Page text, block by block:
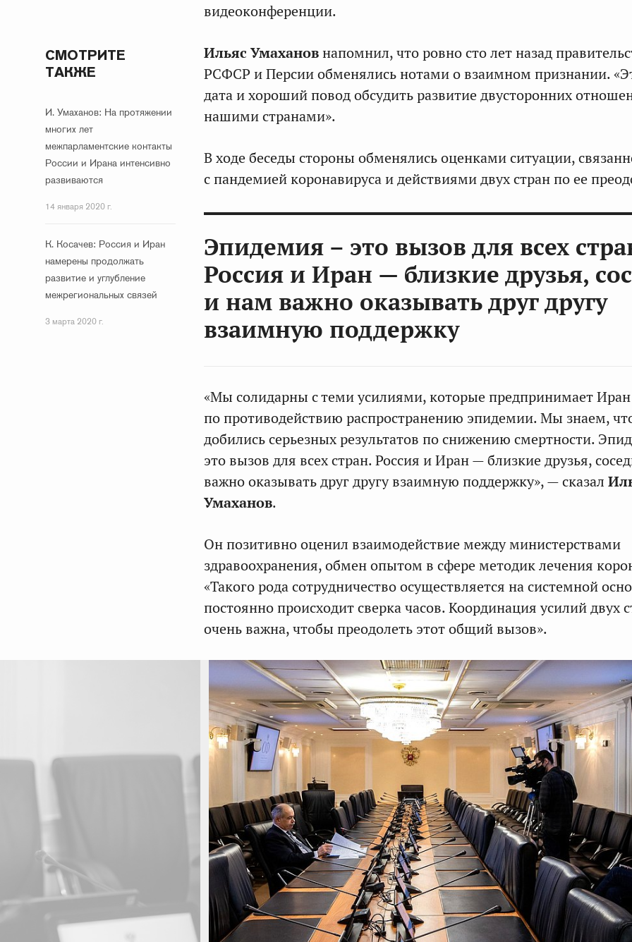
видеоконференции.
СМОТРИТЕ
ТАКЖЕ
И. Умаханов: На протяжении
многих лет
межпарламентские контакты
России и Ирана интенсивно
развиваются
14 января 2020 г.
К. Косачев: Россия и Иран
намерены продолжать
развитие и углубление
межрегиональных связей
3 марта 2020 г.
Ильяс Умахановнапомнил, что ровно сто лет назад
РСФСР и Персии обменялись нотами о взаимном признании.
дата и хороший повод обсудить развитие двусторонних
нашими странами».
В ходе беседы стороны обменялись оценками ситуации,
с пандемией коронавируса и действиями двух стран по ее
Эпидемия – это вызов для всех
Россия и Иран — близкие друзья,
и нам важно оказывать друг другу
взаимную поддержку
«Мы солидарны с теми усилиями, которые предпринимает Иран
по противодействию распространению эпидемии. Мы знаем,
добились серьезных результатов по снижению смертности.
это вызов для всех стран. Россия и Иран — близкие друзья,
важно оказывать друг другу взаимную поддержку», — сказал
Умаханов.
Он позитивно оценил взаимодействие между министерствами
здравоохранения, обмен опытом в сфере методик лечения
«Такого рода сотрудничество осуществляется на системной
постоянно происходит сверка часов. Координация усилий двух
очень важна, чтобы преодолеть этот общий вызов».